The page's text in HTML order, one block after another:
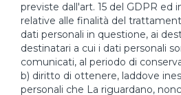
previste dall'art. 15 del GDPR ed
relative alle finalità del
dati personali in questione, ai
destinatari a cui i dati personali
comunicati, al periodo di
b) diritto di ottenere, laddove
personali che La riguardano,